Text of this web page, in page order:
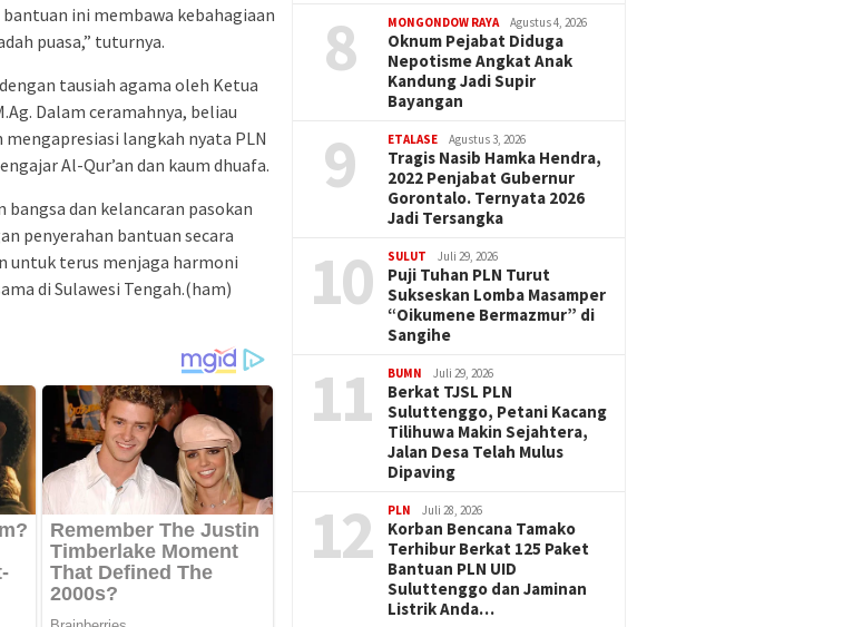
ini membawa kebahagiaan
puasa,” tuturnya.
tausiah agama oleh Ketua
Dalam ceramahnya, beliau
langkah nyata PLN
Al-Qur’an dan kaum dhuafa.
dan kelancaran pasokan
penyerahan bantuan secara
untuk terus menjaga harmoni
di Sulawesi Tengah.(ham)
8 MONGONDOW RAYA Agustus 4, 2026
Oknum Pejabat Diduga
Nepotisme Angkat Anak
Kandung Jadi Supir
Bayangan
9 ETALASE Agustus 3, 2026
Tragis Nasib Hamka Hendra,
2022 Penjabat Gubernur
Gorontalo. Ternyata 2026
Jadi Tersangka
10 SULUT Juli 29, 2026
Puji Tuhan PLN Turut
Sukseskan Lomba Masamper
“Oikumene Bermazmur” di
Sangihe
11 BUMN Juli 29, 2026
Berkat TJSL PLN
Suluttenggo, Petani Kacang
Tilihuwa Makin Sejahtera,
Jalan Desa Telah Mulus
Dipaving
12 PLN Juli 28, 2026
Korban Bencana Tamako
Terhibur Berkat 125 Paket
Bantuan PLN UID
Suluttenggo dan Jaminan
Listrik Anda…